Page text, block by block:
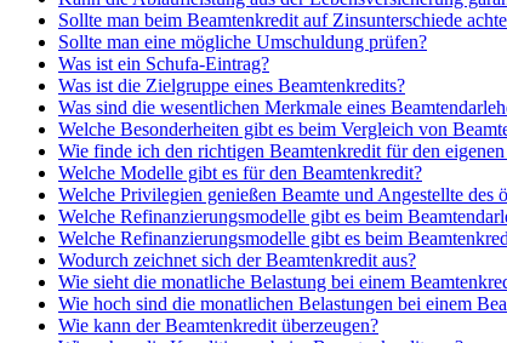
Sollte man beim Beamtenkredit auf Zinsunterschiede
Sollte man eine mögliche Umschuldung prüfen?
Was ist ein Schufa-Eintrag?
Was ist die Zielgruppe eines Beamtenkredits?
Was sind die wesentlichen Merkmale eines
Welche Besonderheiten gibt es beim Vergleich von
Wie finde ich den richtigen Beamtenkredit für den
Welche Modelle gibt es für den Beamtenkredit?
Welche Privilegien genießen Beamte und Angestellte des
Welche Refinanzierungsmodelle gibt es beim
Welche Refinanzierungsmodelle gibt es beim
Wodurch zeichnet sich der Beamtenkredit aus?
Wie sieht die monatliche Belastung bei einem
Wie hoch sind die monatlichen Belastungen bei einem
Wie kann der Beamtenkredit überzeugen?